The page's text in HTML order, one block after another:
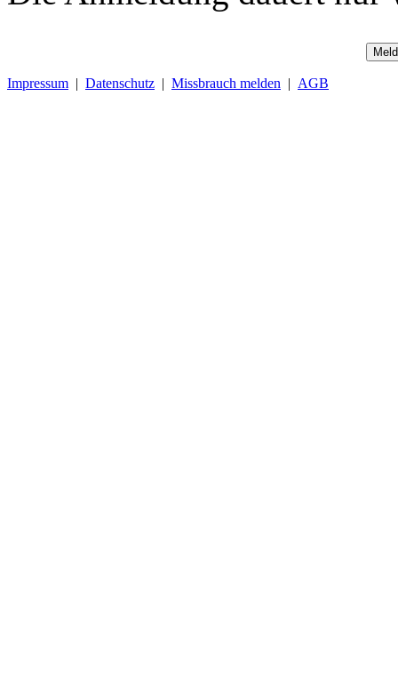
Impressum | Datenschutz | Missbrauch melden | AGB